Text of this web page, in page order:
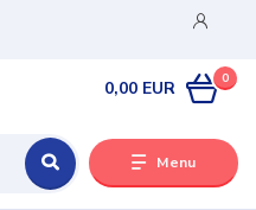
Menu
0
0,00 EUR